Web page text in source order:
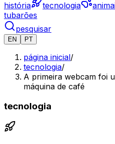
história
tecnologia
tubarões
pesquisar
EN PT
página inicial/
tecnologia/
A primeira webcam foi
máquina de café
tecnologia